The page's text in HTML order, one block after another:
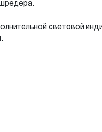
световой